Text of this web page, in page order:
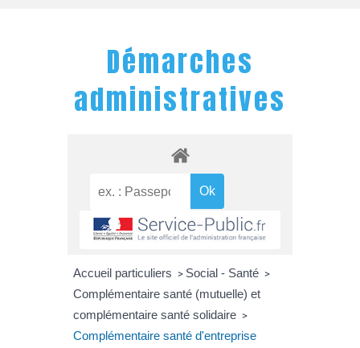
Démarches
administratives
Accueil particuliers > Social - Santé >
Complémentaire santé (mutuelle) et
complémentaire santé solidaire >
Complémentaire santé d'entreprise